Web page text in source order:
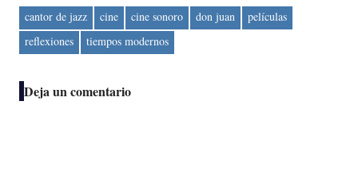
cantor de jazz cine cine sonoro don juan
películas
reflexiones
tiempos modernos
Deja un comentario